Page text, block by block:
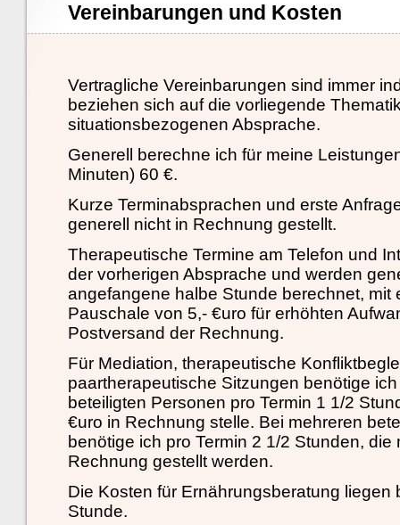
Vereinbarungen und Kosten
Vertragliche Vereinbarungen sind immer
beziehen sich auf die vorliegende
situationsbezogenen Absprache.
Generell berechne ich für meine
Minuten) 60 €.
Kurze Terminabsprachen und erste
generell nicht in Rechnung gestellt.
Therapeutische Termine am Telefon und
der vorherigen Absprache und werden
angefangene halbe Stunde berechnet, mit
Pauschale von 5,- €uro für erhöhten
Postversand der Rechnung.
Für Mediation, therapeutische
paartherapeutische Sitzungen benötige
beteiligten Personen pro Termin 1 1/2
€uro in Rechnung stelle. Bei mehreren
benötige ich pro Termin 2 1/2 Stunden, die
Rechnung gestellt werden.
Die Kosten für Ernährungsberatung liegen
Stunde.